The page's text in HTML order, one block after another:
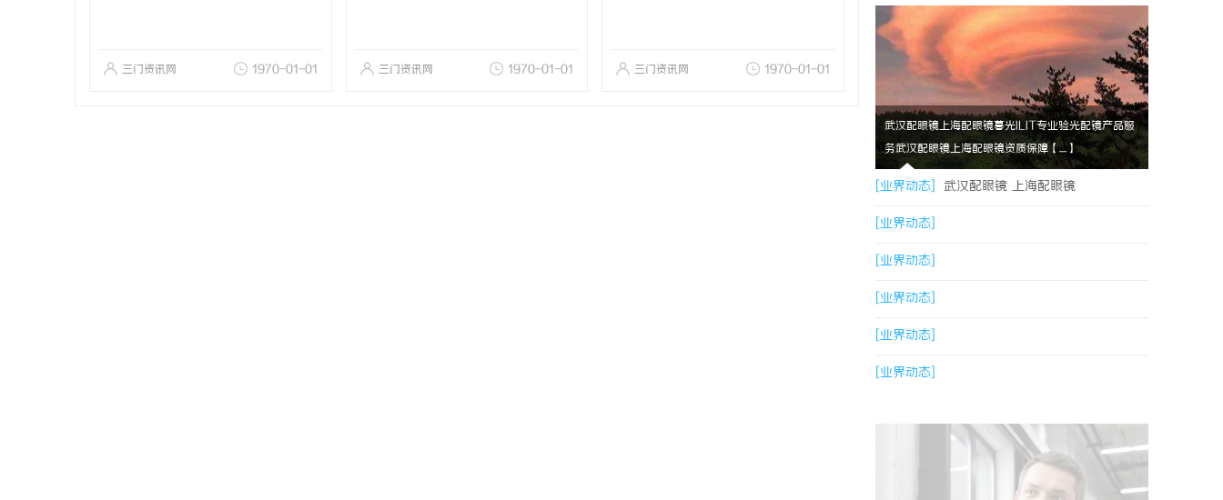
三门资讯网 1970-01-01 三门资讯网 1970-01-01 三门资讯网 1970-01-01
武汉配眼镜上海配眼镜暮光ILIT专业验光配镜产品服
务武汉配眼镜上海配眼镜资质保障【....】
[业界动态] 武汉配眼镜 上海配眼镜
[业界动态]
[业界动态]
[业界动态]
[业界动态]
[业界动态]